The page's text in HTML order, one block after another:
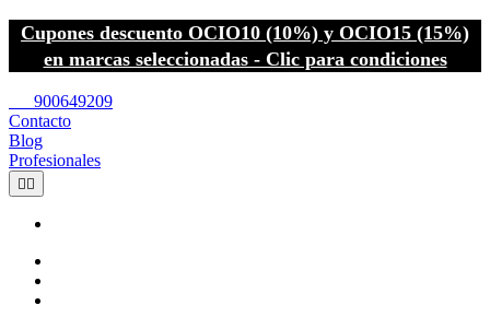
Cupones descuento OCIO10 (10%) y OCIO15 (15%)
en marcas seleccionadas - Clic para condiciones
900649209
Contacto
Blog
Profesionales
 